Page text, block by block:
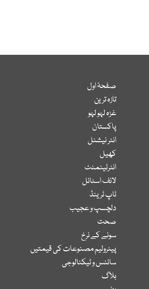
صفحۂ اول
تازہ ترین
غزہ لہو لہو
پاکستان
انٹر نیشنل
کھیل
انٹرٹینمنٹ
لائف اسٹائل
ٹاپ ٹرینڈ
دلچسپ و عجیب
صحت
سونے کے نرخ
پیٹرولیم مصنوعات کی قیمتیں
سائنس و ٹیکنالوجی
بلاگ